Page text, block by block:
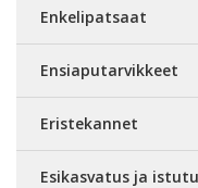
Enkelipatsaat
Ensiaputarvikkeet
Eristekannet
Esikasvatus ja